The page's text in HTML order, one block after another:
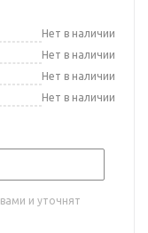
Нет в наличии
Нет в наличии
Нет в наличии
Нет в наличии
и уточнят